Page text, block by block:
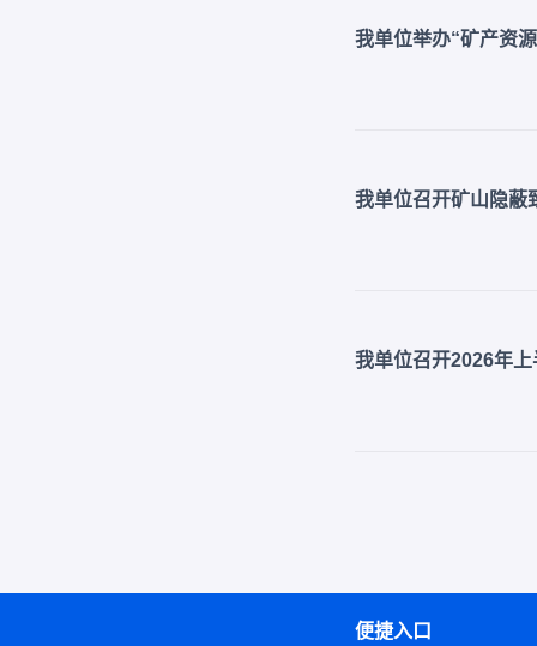
我单位举办“矿产资
我单位召开矿山隐蔽
我单位召开2026年
便捷入口